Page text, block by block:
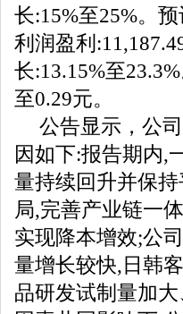
长:15%至25%。
利润盈利
长:13.15%至
至0.29元。
公告显示，公
因如下:报告期内,
量持续回升并保
局,完善产业链一
实现降本增效;公
量增长较快,日韩
品研发试制量加